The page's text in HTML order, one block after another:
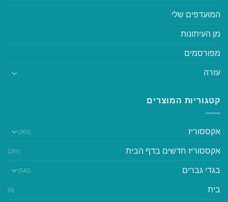
המועדפים שלי
מן העיתונות
מפורסמים
עזרה
קטגוריות המוצרים
אקססוריז (365)
אקססוריז חדשים בדף הבית (291)
בגדי גברים (542)
בית (0)